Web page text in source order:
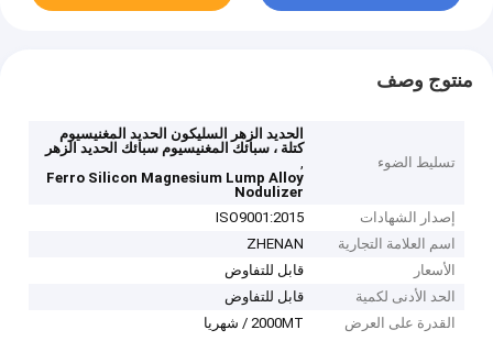
منتوج وصف
تسليط الضوء
الحديد الزهر السليكون الحديد المغنيسيوم
كتلة ، سبائك المغنيسيوم سبائك الحديد الزهر
,
Ferro Silicon Magnesium Lump Alloy
Nodulizer
إصدار الشهادات
ISO9001:2015
اسم العلامة التجارية
ZHENAN
الأسعار
قابل للتفاوض
الحد الأدنى لكمية
قابل للتفاوض
القدرة على العرض
2000MT / شهريا